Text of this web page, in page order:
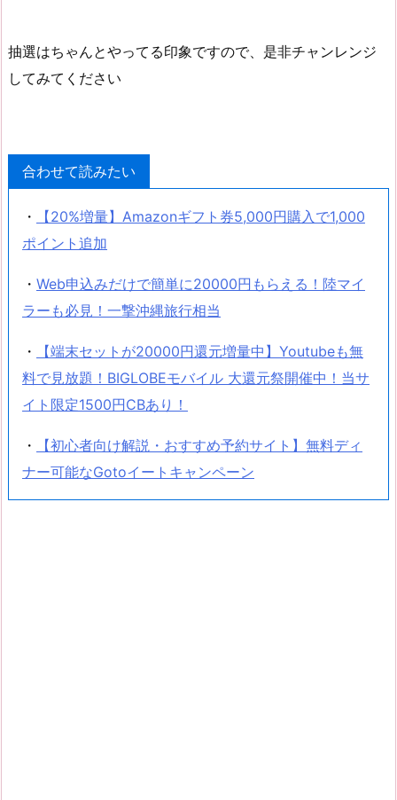
抽選はちゃんとやってる印象ですので、是非チャンレンジ
してみてください
合わせて読みたい
・
【20%増量】Amazonギフト券5,000円購入で1,000
ポイント追加
・ Web申込みだけで簡単に20000円もらえる！陸マイ
ラーも必見！一撃沖縄旅行相当
・
【端末セットが20000円還元増量中】Youtubeも無
料で見放題！BIGLOBEモバイル 大還元祭開催中！当サ
イト限定1500円CBあり！
・
【初心者向け解説・おすすめ予約サイト】無料ディ
ナー可能なGotoイートキャンペーン